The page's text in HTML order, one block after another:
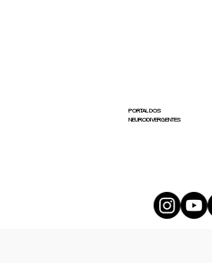
PORTAL DOS
NEURODIVERGENTES